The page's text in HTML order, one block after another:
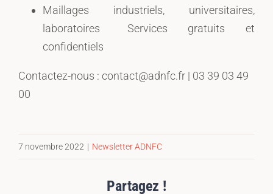
Maillages industriels, universitaires,
laboratoires Services gratuits et
confidentiels
Contactez-nous : contact@adnfc.fr | 03 39 03 49
00
7 novembre 2022 | Newsletter ADNFC
Partagez !